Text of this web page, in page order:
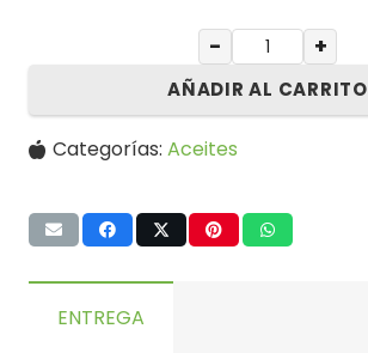
− +
AÑADIR AL CARRITO
Categorías:Aceites
ENTREGA